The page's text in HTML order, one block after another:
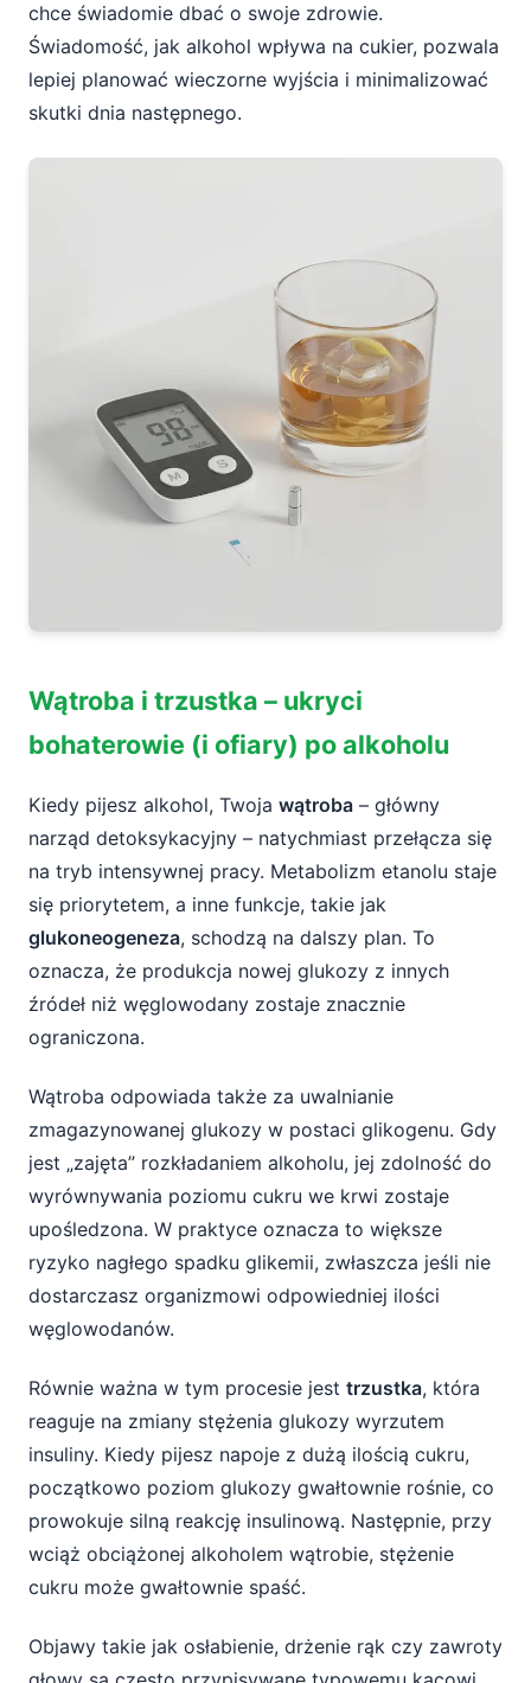
chce świadomie dbać o swoje zdrowie.
Świadomość, jak alkohol wpływa na cukier, pozwala
lepiej planować wieczorne wyjścia i minimalizować
skutki dnia następnego.
Wątroba i trzustka – ukryci
bohaterowie (i ofiary) po alkoholu
Kiedy pijesz alkohol, Twoja wątroba – główny
narząd detoksykacyjny – natychmiast przełącza się
na tryb intensywnej pracy. Metabolizm etanolu staje
się priorytetem, a inne funkcje, takie jak
glukoneogeneza, schodzą na dalszy plan. To
oznacza, że produkcja nowej glukozy z innych
źródeł niż węglowodany zostaje znacznie
ograniczona.
Wątroba odpowiada także za uwalnianie
zmagazynowanej glukozy w postaci glikogenu. Gdy
jest „zajęta” rozkładaniem alkoholu, jej zdolność do
wyrównywania poziomu cukru we krwi zostaje
upośledzona. W praktyce oznacza to większe
ryzyko nagłego spadku glikemii, zwłaszcza jeśli nie
dostarczasz organizmowi odpowiedniej ilości
węglowodanów.
Równie ważna w tym procesie jest trzustka, która
reaguje na zmiany stężenia glukozy wyrzutem
insuliny. Kiedy pijesz napoje z dużą ilością cukru,
początkowo poziom glukozy gwałtownie rośnie, co
prowokuje silną reakcję insulinową. Następnie, przy
wciąż obciążonej alkoholem wątrobie, stężenie
cukru może gwałtownie spaść.
Objawy takie jak osłabienie, drżenie rąk czy zawroty